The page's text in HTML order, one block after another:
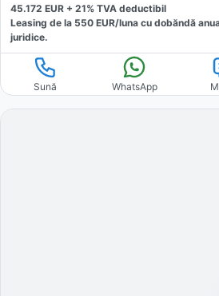
45.172 EUR + 21% TVA deductibil
Leasing de la 550 EUR/luna cu dobăndă
juridice.
Sună WhatsApp